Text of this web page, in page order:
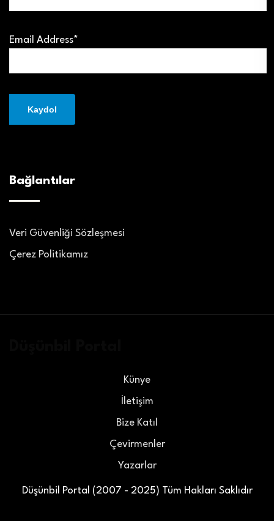
Email Address*
Bağlantılar
Veri Güvenliği Sözleşmesi
Çerez Politikamız
Düşünbil Portal (2007 - 2025) Tüm Hakları Saklıdır
Künye
İletişim
Bize Katıl
Çevirmenler
Yazarlar